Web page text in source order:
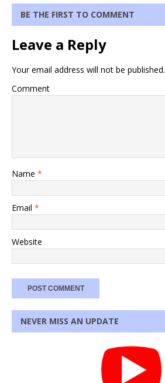
BE THE FIRST TO COMMENT
Leave a Reply
Your email address will not be published.
Comment
Name *
Email *
Website
NEVER MISS AN UPDATE